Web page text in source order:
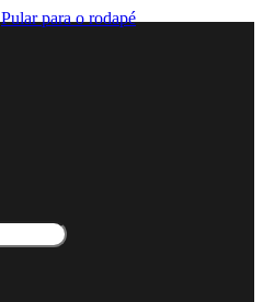
Pular para o rodapé